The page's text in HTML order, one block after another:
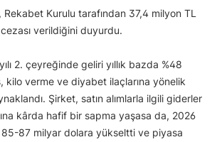
Rekabet Kurulu tarafından 37,4 milyon TL
verildiğini duyurdu.
2. çeyreğinde geliri yıllık bazda %48
kilo verme ve diyabet ilaçlarına yönelik
Şirket, satın alımlarla ilgili giderler
kârda hafif bir sapma yaşasa da, 2026
85-87 milyar dolara yükseltti ve piyasa